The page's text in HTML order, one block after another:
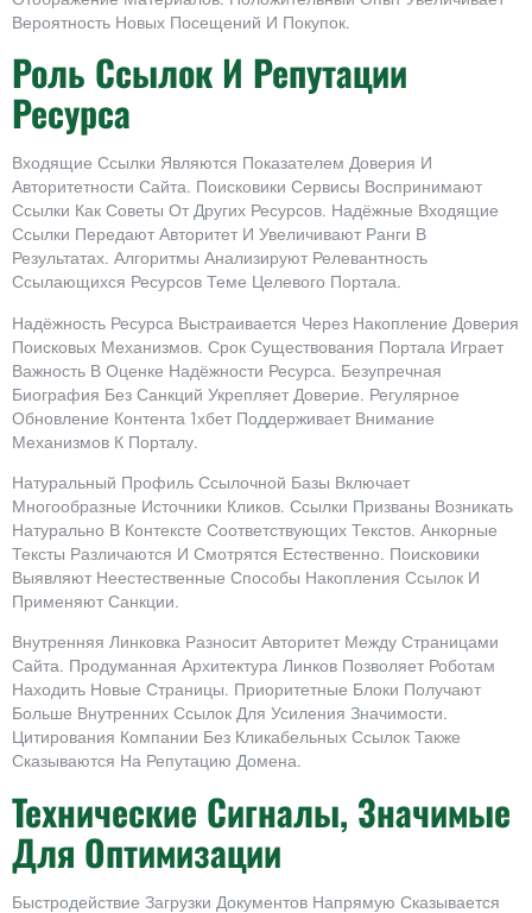
Вероятность Новых Посещений И Покупок.
Роль Ссылок И Репутации
Ресурса
Входящие Ссылки Являются Показателем Доверия И
Авторитетности Сайта. Поисковики Сервисы Воспринимают
Ссылки Как Советы От Других Ресурсов. Надёжные Входящие
Ссылки Передают Авторитет И Увеличивают Ранги В
Результатах. Алгоритмы Анализируют Релевантность
Ссылающихся Ресурсов Теме Целевого Портала.
Надёжность Ресурса Выстраивается Через Накопление Доверия
Поисковых Механизмов. Срок Существования Портала Играет
Важность В Оценке Надёжности Ресурса. Безупречная
Биография Без Санкций Укрепляет Доверие. Регулярное
Обновление Контента 1хбет Поддерживает Внимание
Механизмов К Порталу.
Натуральный Профиль Ссылочной Базы Включает
Многообразные Источники Кликов. Ссылки Призваны Возникать
Натурально В Контексте Соответствующих Текстов. Анкорные
Тексты Различаются И Смотрятся Естественно. Поисковики
Выявляют Неестественные Способы Накопления Ссылок И
Применяют Санкции.
Внутренняя Линковка Разносит Авторитет Между Страницами
Сайта. Продуманная Архитектура Линков Позволяет Роботам
Находить Новые Страницы. Приоритетные Блоки Получают
Больше Внутренних Ссылок Для Усиления Значимости.
Цитирования Компании Без Кликабельных Ссылок Также
Сказываются На Репутацию Домена.
Технические Сигналы, Значимые
Для Оптимизации
Быстродействие Загрузки Документов Напрямую Сказывается